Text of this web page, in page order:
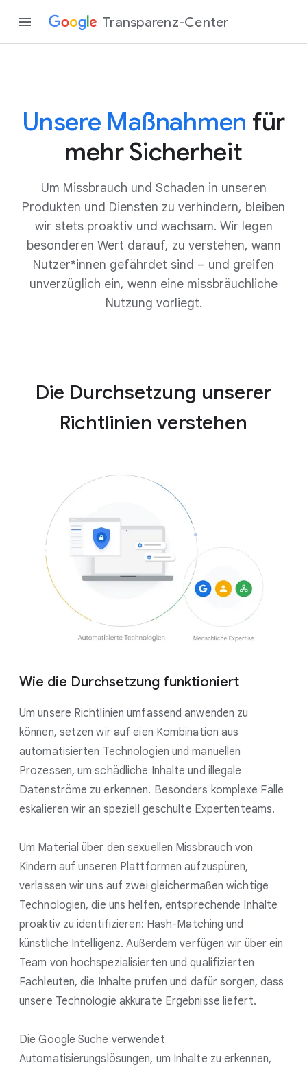
Transparenz-Center
Unsere Maßnahmen für
mehr Sicherheit
Um Missbrauch und Schaden in unseren
Produkten und Diensten zu verhindern, bleiben
wir stets proaktiv und wachsam. Wir legen
besonderen Wert darauf, zu verstehen, wann
Nutzer*innen gefährdet sind – und greifen
unverzüglich ein, wenn eine missbräuchliche
Nutzung vorliegt.
Die Durchsetzung unserer
Richtlinien verstehen
Wie die Durchsetzung funktioniert
Um unsere Richtlinien umfassend anwenden zu
können, setzen wir auf eien Kombination aus
automatisierten Technologien und manuellen
Prozessen, um schädliche Inhalte und illegale
Datenströme zu erkennen. Besonders komplexe Fälle
eskalieren wir an speziell geschulte Expertenteams.
Um Material über den sexuellen Missbrauch von
Kindern auf unseren Plattformen aufzuspüren,
verlassen wir uns auf zwei gleichermaßen wichtige
Technologien, die uns helfen, entsprechende Inhalte
proaktiv zu identifizieren: Hash-Matching und
künstliche Intelligenz. Außerdem verfügen wir über ein
Team von hochspezialisierten und qualifizierten
Fachleuten, die Inhalte prüfen und dafür sorgen, dass
unsere Technologie akkurate Ergebnisse liefert.
Die Google Suche verwendet
Automatisierungslösungen, um Inhalte zu erkennen,